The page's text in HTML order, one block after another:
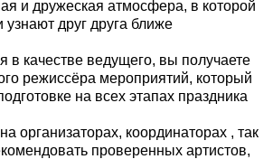
и дружеская атмосфера, в которой
узнают друг друга ближе
в качестве ведущего, вы получаете
режиссёра мероприятий, который
на всех этапах праздника
организаторах, координаторах , так
проверенных артистов,